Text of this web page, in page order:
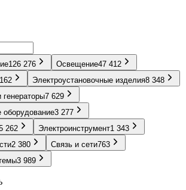
126 276 Освещение47 412
Электроустановочные изделия8 348
генераторы7 629
оборудование3 277
262 Электроинструмент1 343
2 380 Связь и сети763
3 989